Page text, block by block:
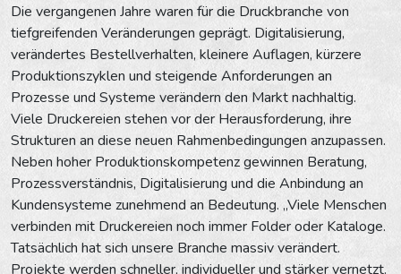
Die vergangenen Jahre waren für die Druckbranche von
tiefgreifenden Veränderungen geprägt. Digitalisierung,
verändertes Bestellverhalten, kleinere Auflagen, kürzere
Produktionszyklen und steigende Anforderungen an
Prozesse und Systeme verändern den Markt nachhaltig.
Viele Druckereien stehen vor der Herausforderung, ihre
Strukturen an diese neuen Rahmenbedingungen anzupassen.
Neben hoher Produktionskompetenz gewinnen Beratung,
Prozessverständnis, Digitalisierung und die Anbindung an
Kundensysteme zunehmend an Bedeutung. „Viele Menschen
verbinden mit Druckereien noch immer Folder oder Kataloge.
Tatsächlich hat sich unsere Branche massiv verändert.
Projekte werden schneller, individueller und stärker vernetzt.